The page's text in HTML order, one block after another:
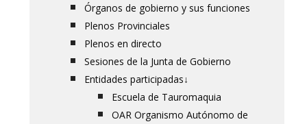
Órganos de gobierno y sus funciones
Plenos Provinciales
Plenos en directo
Sesiones de la Junta de Gobierno
Entidades participadas↓
Escuela de Tauromaquia
OAR Organismo Autónomo de